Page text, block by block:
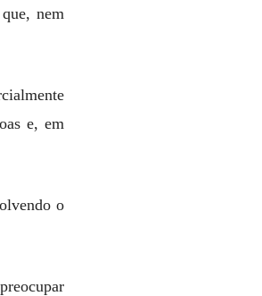
nem
e, em
o